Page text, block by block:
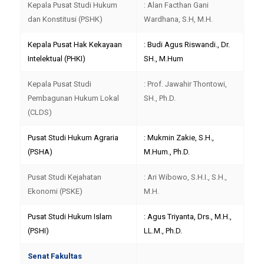
Kepala Pusat Studi Hukum
dan Konstitusi (PSHK)
: Alan Facthan Gani
Wardhana, S.H, M.H.
Kepala Pusat Hak Kekayaan
Intelektual (PHKI)
: Budi Agus Riswandi., Dr.
SH., M.Hum
Kepala Pusat Studi
Pembagunan Hukum Lokal
(CLDS)
: Prof. Jawahir Thontowi,
SH., Ph.D.
Pusat Studi Hukum Agraria
(PSHA)
: Mukmin Zakie, S.H.,
M.Hum., Ph.D.
Pusat Studi Kejahatan
Ekonomi (PSKE)
: Ari Wibowo, S.H.I., S.H.,
M.H.
Pusat Studi Hukum Islam
(PSHI)
: Agus Triyanta, Drs., M.H.,
LL.M., Ph.D.
Senat Fakultas